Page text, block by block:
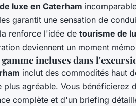
luxe en Caterham
garantit une sensation de
renforce l'idée de tourisme de
deviennent un moment
incluses dans
inclut des commodités haut
agréable. Vous bénéficierez
complète et d'un briefing